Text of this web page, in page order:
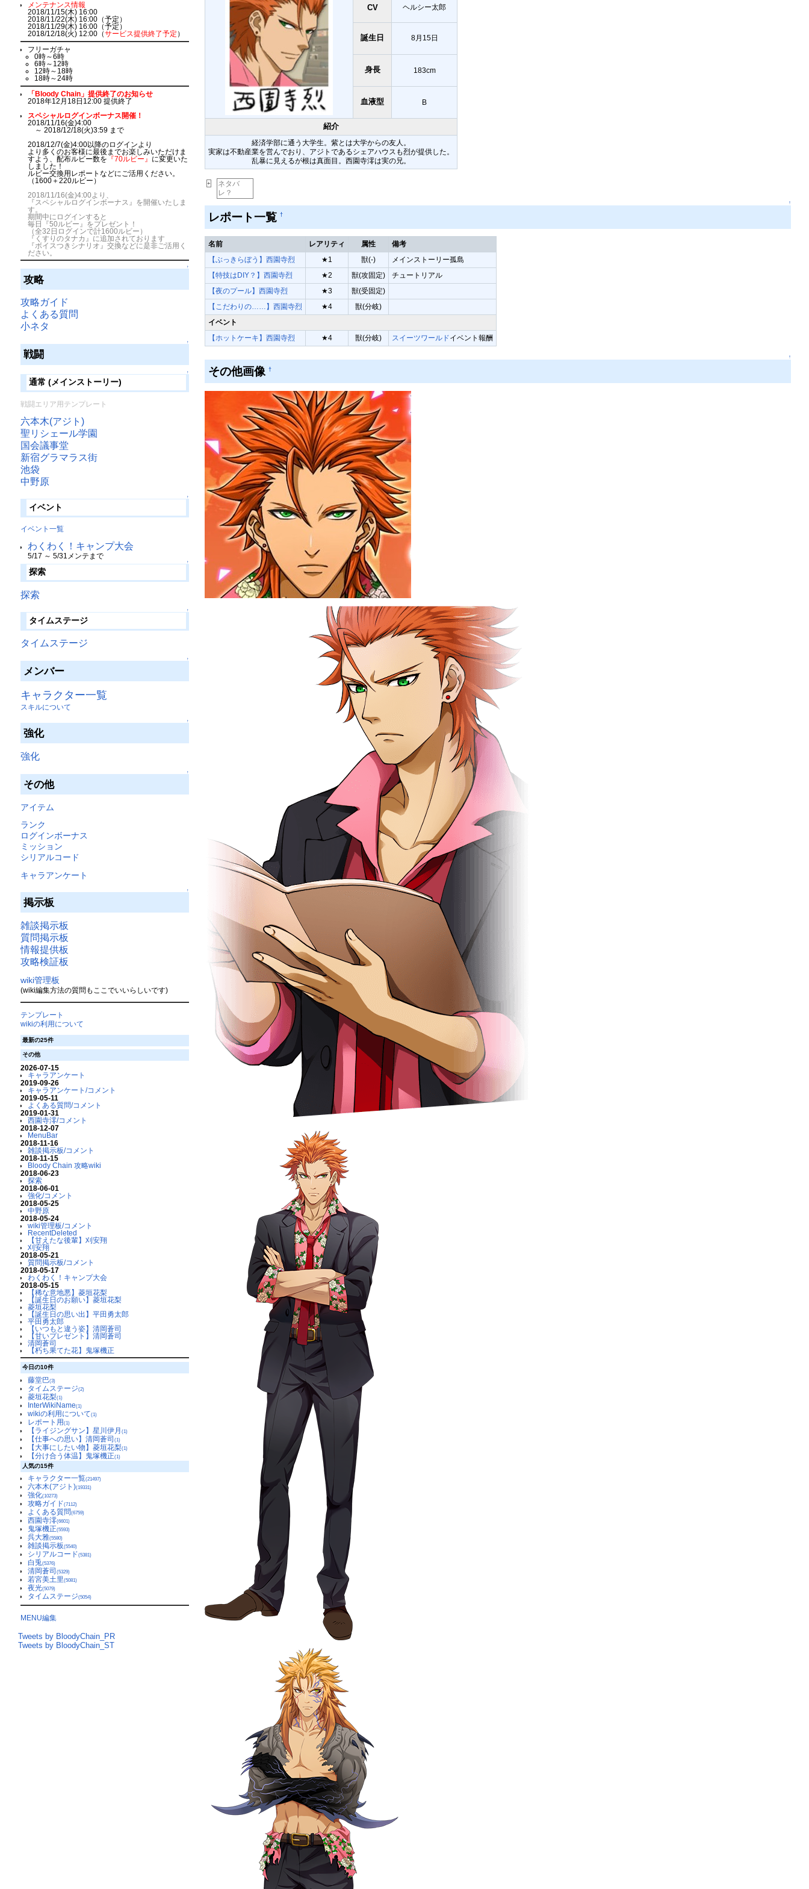
メンテナンス情報
2018/11/15(木) 16:00
2018/11/22(木) 16:00（予定）
2018/11/29(木) 16:00（予定）
2018/12/18(火) 12:00（サービス提供終了予定 ）
フリーガチャ
0時～6時
6時～12時
12時～18時
18時～24時
「Bloody Chain」提供終了のお知らせ
2018年12月18日12:00 提供終了
スペシャルログインボーナス開催！
2018/11/16(金)4:00
～ 2018/12/18(火)3:59 まで
2018/12/7(金)4:00以降のログインより
より多くのお客様に最後までお楽しみいただけま
すよう、配布ルビー数を 『70ルビー』
に変更いた
しました！
ルビー交換用レポートなどにご活用ください。
（1600＋220ルビー）
2018/11/16(金)4:00より、
『スペシャルログインボーナス』を開催いたしま
す。
期間中にログインすると
毎日『50ルビー』をプレゼント！
（全32日ログインで計1600ルビー）
『くすりのタナカ』に追加されております
『ボイスつきシナリオ』交換などに是非ご活用く
ださい。
↑
攻略
攻略ガイド
よくある質問
小ネタ
↑
戦闘
↑
通常 (メインストーリー)
戦闘エリア用テンプレート
六本木(アジト)
聖リシェール学園
国会議事堂
新宿グラマラス街
池袋
中野原
↑
イベント
イベント一覧
わくわく！キャンプ大会
5/17 ～ 5/31メンテまで
↑
探索
探索
↑
タイムステージ
タイムステージ
↑
メンバー
キャラクター一覧
スキルについて
↑
強化
強化
↑
その他
アイテム
ランク
ログインボーナス
ミッション
シリアルコード
キャラアンケート
↑
掲示板
雑談掲示板
質問掲示板
情報提供板
攻略検証板
wiki管理板
(wiki編集方法の質問もここでいいらしいです)
テンプレート
wikiの利用について
最新の25件
その他
2026-07-15
キャラアンケート
2019-09-26
キャラアンケート/コメント
2019-05-11
よくある質問/コメント
2019-01-31
西園寺澪/コメント
2018-12-07
MenuBar
2018-11-16
雑談掲示板/コメント
2018-11-15
Bloody Chain 攻略wiki
2018-06-23
探索
2018-06-01
強化/コメント
2018-05-25
中野原
2018-05-24
wiki管理板/コメント
RecentDeleted
【甘えたな後輩】刈安翔
刈安翔
2018-05-21
質問掲示板/コメント
2018-05-17
わくわく！キャンプ大会
2018-05-15
【稀な意地悪】菱垣花梨
【誕生日のお願い】菱垣花梨
菱垣花梨
【誕生日の思い出】平田勇太郎
平田勇太郎
【いつもと違う姿】清岡蒼司
【甘いプレゼント】清岡蒼司
清岡蒼司
【朽ち果てた花】鬼塚機正
今日の10件
藤堂巴(3)
タイムステージ(2)
菱垣花梨(1)
InterWikiName(1)
wikiの利用について(1)
レポート用(1)
【ライジングサン】星川伊月 (1)
【仕事への思い】清岡蒼司 (1)
【大事にしたい物】菱垣花梨(1)
【分け合う体温】鬼塚機正(1)
人気の15件
キャラクター一覧(21497)
六本木(アジト)(19331)
強化(10273)
攻略ガイド(7112)
よくある質問(6759)
西園寺澪(6601)
鬼塚機正(5593)
呉大雅(5580)
雑談掲示板(5540)
シリアルコード(5381)
白兎(5376)
清岡蒼司 (5329)
若宮美土里(5081)
夜光(5079)
タイムステージ(5054)
MENU編集
Tweets by BloodyChain_PR
Tweets by BloodyChain_ST
CV ヘルシー太郎
誕生日 8月15日
身長 183cm
血液型 B
紹介
経済学部に通う大学生。紫とは大学からの友人。
実家は不動産業を営んでおり、アジトであるシェアハウスも烈が提供した。
乱暴に見えるが根は真面目。西園寺澪は実の兄。
+
ネタバ
レ？
↑
レポート一覧†
名前 レアリティ 属性
備考
【ぶっきらぼう】西園寺烈
★1 獣(-)
メインストーリー孤島
【特技はDIY？】西園寺烈
★2 獣(攻固定)
チュートリアル
【夜のプール】西園寺烈
★3
獣(受固定)
【こだわりの……】西園寺烈
★4
獣(分岐)
イベント
【ホットケーキ】西園寺烈
★4 獣(分岐) スイーツワールドイベント報酬
↑
その他画像†